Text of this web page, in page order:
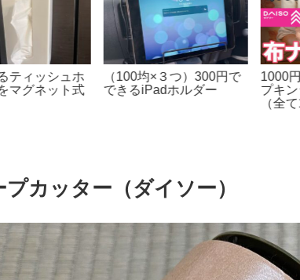
ター
ダイソー折りたたみラッ
ク３段（500円）
全員必見！
安非常用ト
方。災害、
カッター（ダイソー）